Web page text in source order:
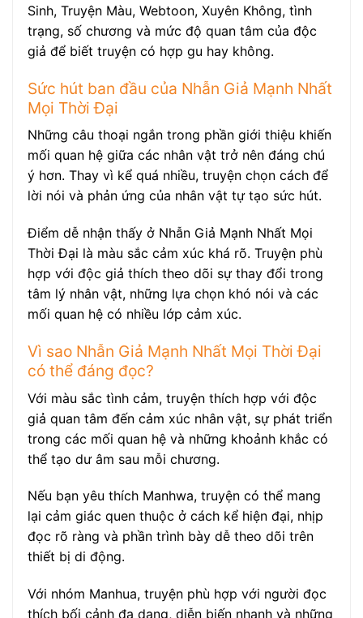
Sinh, Truyện Màu, Webtoon, Xuyên Không, tình
trạng, số chương và mức độ quan tâm của độc
giả để biết truyện có hợp gu hay không.
Sức hút ban đầu của Nhẫn Giả Mạnh Nhất
Mọi Thời Đại
Những câu thoại ngắn trong phần giới thiệu khiến
mối quan hệ giữa các nhân vật trở nên đáng chú
ý hơn. Thay vì kể quá nhiều, truyện chọn cách để
lời nói và phản ứng của nhân vật tự tạo sức hút.
Điểm dễ nhận thấy ở Nhẫn Giả Mạnh Nhất Mọi
Thời Đại là màu sắc cảm xúc khá rõ. Truyện phù
hợp với độc giả thích theo dõi sự thay đổi trong
tâm lý nhân vật, những lựa chọn khó nói và các
mối quan hệ có nhiều lớp cảm xúc.
Vì sao Nhẫn Giả Mạnh Nhất Mọi Thời Đại
có thể đáng đọc?
Với màu sắc tình cảm, truyện thích hợp với độc
giả quan tâm đến cảm xúc nhân vật, sự phát triển
trong các mối quan hệ và những khoảnh khắc có
thể tạo dư âm sau mỗi chương.
Nếu bạn yêu thích Manhwa, truyện có thể mang
lại cảm giác quen thuộc ở cách kể hiện đại, nhịp
đọc rõ ràng và phần trình bày dễ theo dõi trên
thiết bị di động.
Với nhóm Manhua, truyện phù hợp với người đọc
thích bối cảnh đa dạng, diễn biến nhanh và những